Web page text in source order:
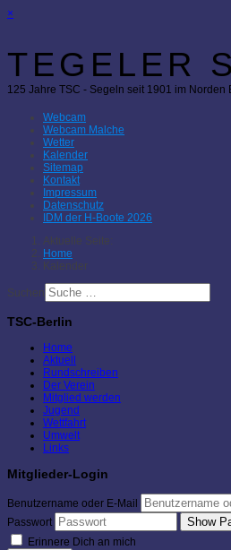
×
TEGELER
125 Jahre TSC - Segeln seit 1901 im Norden
Webcam
Webcam Malche
Wetter
Kalender
Sitemap
Kontakt
Impressum
Datenschutz
IDM der H-Boote 2026
Aktuelle Seite:
Home
Kalender
Suchen
TSC-Berlin
Home
Aktuell
Rundschreiben
Der Verein
Mitglied werden
Jugend
Wettfahrt
Umwelt
Links
Mitglieder-Login
Benutzername oder E-Mail
Passwort
Show
Erinnere Dich an mich